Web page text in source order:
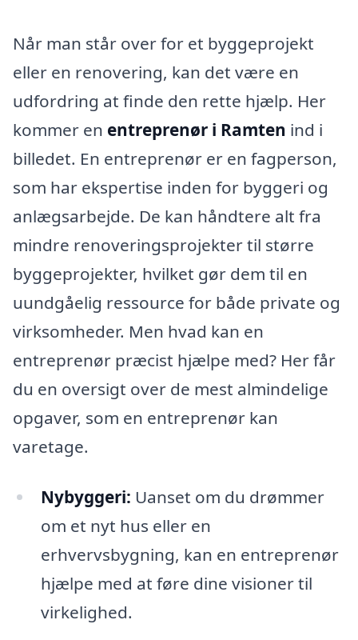
Når man står over for et byggeprojekt
eller en renovering, kan det være en
udfordring at finde den rette hjælp. Her
kommer en entreprenør i Ramten ind i
billedet. En entreprenør er en fagperson,
som har ekspertise inden for byggeri og
anlægsarbejde. De kan håndtere alt fra
mindre renoveringsprojekter til større
byggeprojekter, hvilket gør dem til en
uundgåelig ressource for både private og
virksomheder. Men hvad kan en
entreprenør præcist hjælpe med? Her får
du en oversigt over de mest almindelige
opgaver, som en entreprenør kan
varetage.
Nybyggeri: Uanset om du drømmer
om et nyt hus eller en
erhvervsbygning, kan en entreprenør
hjælpe med at føre dine visioner til
virkelighed.